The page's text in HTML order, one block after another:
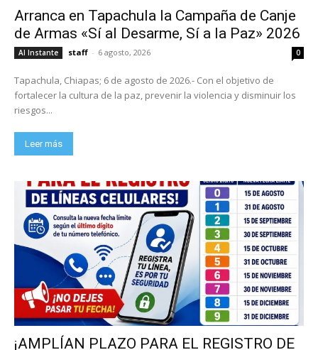
Arranca en Tapachula la Campaña de Canje
de Armas «Sí al Desarme, Sí a la Paz» 2026
Al Instante staff - 6 agosto, 2026 0
Tapachula, Chiapas; 6 de agosto de 2026.- Con el objetivo de
fortalecer la cultura de la paz, prevenir la violencia y disminuir los
riesgos...
Leer más
¡AMPLÍAN PLAZO PARA EL REGISTRO DE